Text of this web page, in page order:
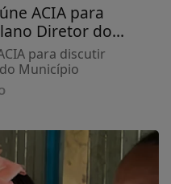
ACIA para
Diretor do...
para discutir
Município